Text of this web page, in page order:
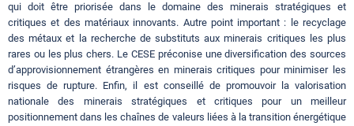
qui doit être priorisée dans le domaine des minerais stratégiques et
critiques et des matériaux innovants. Autre point important : le recyclage
des métaux et la recherche de substituts aux minerais critiques les plus
rares ou les plus chers. Le CESE préconise une diversification des sources
d’approvisionnement étrangères en minerais critiques pour minimiser les
risques de rupture. Enfin, il est conseillé de promouvoir la valorisation
nationale des minerais stratégiques et critiques pour un meilleur
positionnement dans les chaînes de valeurs liées à la transition énergétique